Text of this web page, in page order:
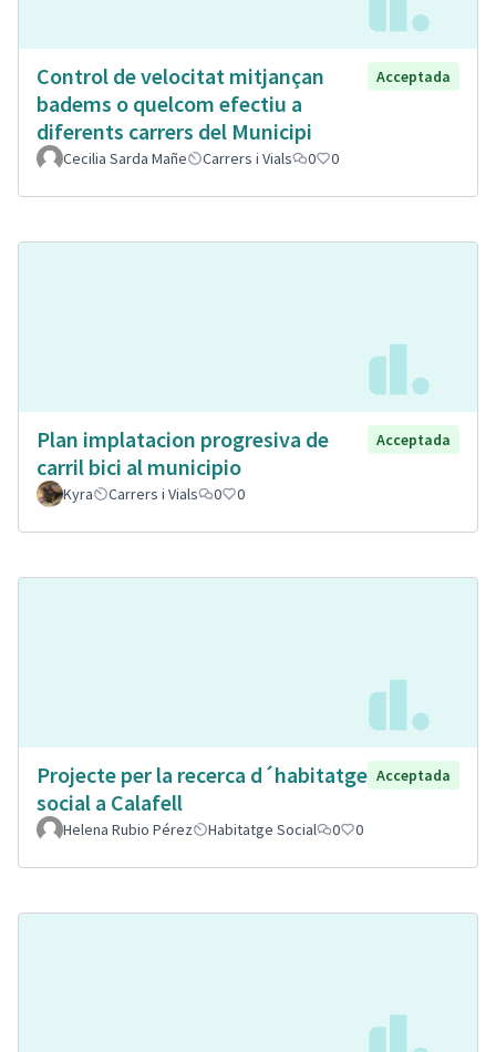
Control de velocitat mitjançan
badems o quelcom efectiu a
diferents carrers del Municipi
Acceptada
Cecilia Sarda Mañe Carrers i Vials 0 0
Plan implatacion progresiva de
carril bici al municipio
Acceptada
Kyra Carrers i Vials 0 0
Projecte per la recerca d´habitatge
social a Calafell
Acceptada
Helena Rubio Pérez Habitatge Social 0 0